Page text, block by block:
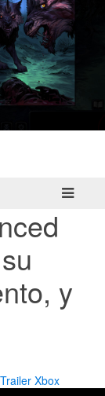
y
Trailer Xbox